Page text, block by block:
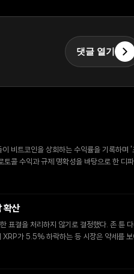
댓글 열기
비트코인을 상회하는 수익률을 기록하며 '
콜 수익과 규제 명확성을 바탕으로 한 디파
확산
결을 처리하지 않기로 결정했다. 존 튠 다
가 5.5% 하락하는 등 시장은 약세를 보